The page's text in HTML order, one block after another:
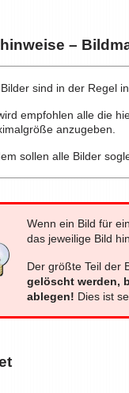
–
sind in der Regel
empfohlen alle die
anzugeben.
sollen alle Bilder
Wenn ein Bild für
das jeweilige Bild
Der größte Teil der
gelöscht werden,
ablegen! Dies ist